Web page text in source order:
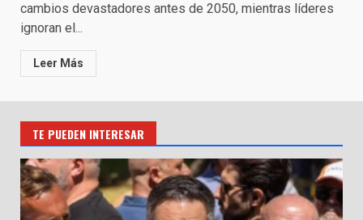
cambios devastadores antes de 2050, mientras líderes
ignoran el...
Leer Más
TE PUEDEN INTERESAR